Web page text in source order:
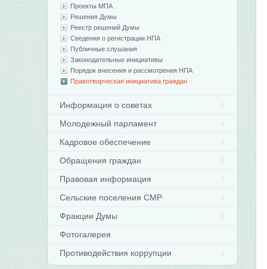
Проекты МПА
Решения Думы
Реестр решений Думы
Сведения о регистрации НПА
Публичные слушания
Законодательные инициативы
Порядок внесения и рассмотрения НПА
Правотворческая инициатива граждан
Информация о советах
Молодежный парламент
Кадровое обеспечение
Обращения граждан
Правовая информация
Сельские поселения СМР
Фракции Думы
Фотогалерея
Противодействия коррупции